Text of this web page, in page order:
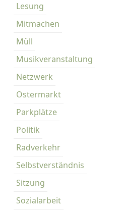
Lesung
Mitmachen
Müll
Musikveranstaltung
Netzwerk
Ostermarkt
Parkplätze
Politik
Radverkehr
Selbstverständnis
Sitzung
Sozialarbeit